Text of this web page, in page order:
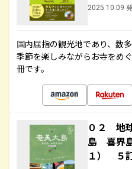
2025.10.09
国内屈指の観光地であり、数
季節を楽しみながらお寺をめ
冊です。
０２ 地
島 喜界
１） ５